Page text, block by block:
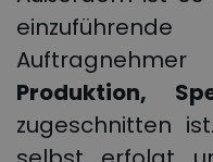
Produktion,
zugeschnitten